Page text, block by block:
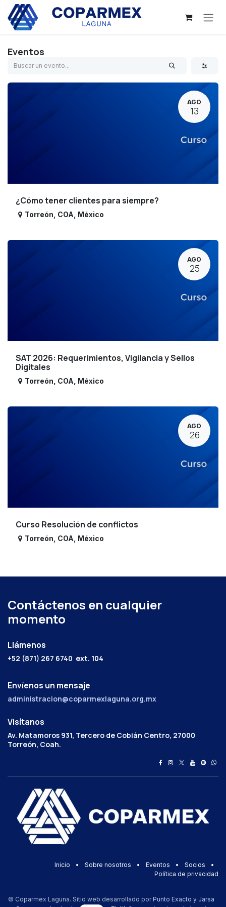
Ir al contenido
Eventos
AGO
13
¿Cómo tener clientes para siempre?
Torreón COA México
AGO
25
SAT 2026: Requerimientos, Vigilancia y Sellos
Digitales
Torreón COA México
AGO
26
Curso Resolución de conflictos
Torreón COA México
Contáctenos en cualquier
momento
Llámenos
+52 (871) 267 6740 ext. 104
Envíenos un mensaje
administracion@coparmexlaguna.org.mx
Visítanos
Av. Matamoros 931, Tercero de Cobián Centro, 27000
Torreón, Coah.
Inicio • Sobre nosotros • Eventos • Socios
•
Política de privacidad
© Coparmex Laguna. Sitio web desarrollado por Punto Exacto y Jarsa